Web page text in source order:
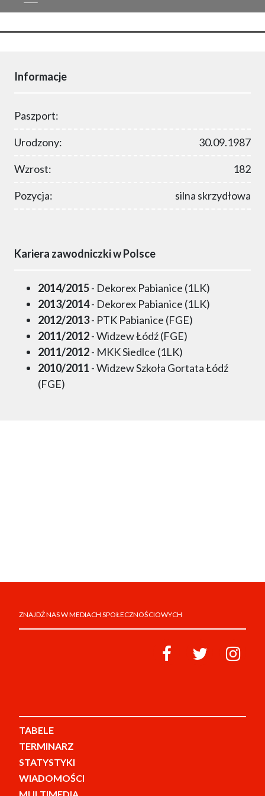
Informacje
Paszport:
Urodzony: 30.09.1987
Wzrost: 182
Pozycja: silna skrzydłowa
Kariera zawodniczki w Polsce
2014/2015- Dekorex Pabianice (1LK)
2013/2014- Dekorex Pabianice (1LK)
2012/2013- PTK Pabianice (FGE)
2011/2012- Widzew Łódź (FGE)
2011/2012- MKK Siedlce (1LK)
2010/2011 - Widzew Szkoła Gortata Łódź
(FGE)
ZNAJDŹ NAS W MEDIACH SPOŁECZNOŚCIOWYCH
TABELE
TERMINARZ
STATYSTYKI
WIADOMOŚCI